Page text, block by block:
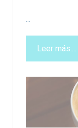
Leer más....